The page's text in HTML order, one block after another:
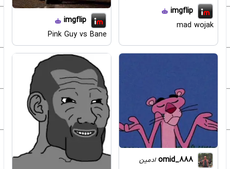
imgflip
mad wojak
imgflip
Pink Guy vs Bane
omid_888 ادمین